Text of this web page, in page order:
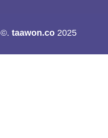
2025
taawon.co